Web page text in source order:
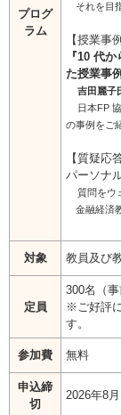
プログ
ラム
それを目
【授業事
『10 代
た授業事例
吉田麗子
日本FP
の事例をご
【質疑応
パーソナ
質問をウ
⾦融経済
対象 教員及び
定員
300名（事
※ご好評
す。
参加費 無料
申込締
切
2026年8